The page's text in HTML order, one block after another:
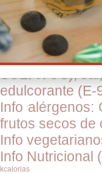
El sabor y la
(edulcorada
(E306/E304i),
SULFITOS);
edulcorante (E-
Info alérgenos:
frutos secos de
Info
Info Nutricional
kcalorias